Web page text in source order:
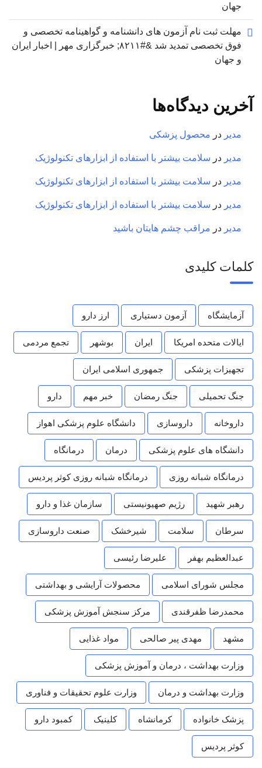
جهان
مهلت ثبت نام آزمون های دانشنامه و گواهینامه تخصصی و
فوق تخصصی تمدید شد &#۸۲۱۱; خبرگزاری مهر | اخبار ایران
و جهان
آخرین دیدگاه‌ها
مدیر در محصول پزشکی
مدیر در سلامت بیشتر با استفاده از ابزارهای تکنولوژیک
مدیر در سلامت بیشتر با استفاده از ابزارهای تکنولوژیک
مدیر در سلامت بیشتر با استفاده از ابزارهای تکنولوژیک
مدیر در مراقب چشم هایتان باشید
کلمات کلیدی
آزمایشگاه آزمون دستیاری ارز دارو
ایالات متحده امریکا ایران بوشهر تجمع مردمی
تجهیزات پزشکی جمهوری اسلامی ایران
جنگ تحمیلی جنگ رمضان خبر مهم دارو
داروخانه داروسازی دانشگاه علوم پزشکی اهواز
دانشگاه های علوم پزشکی درمان درمانگاه
درمانگاه شبانه روزی درمانگاه شبانه روزی کوثر پردیس
رهبر شهید رژیم صهیونیستی سازمان غذا و دارو
سرطان سلامت شیرخشک صنعت داروسازی
عبدالعظیم بهفر علیرضا رئیسی
مجلس شورای اسلامی محصولات آرایشی و بهداشتی
محمدرضا ظفرقندی مرکز سنجش آموزش پزشکی
مشهد مهدی پیر صالحی مواد غذایی
وزارت بهداشت ، درمان و آموزش پزشکی
وزارت بهداشت و درمان وزارت علوم تحقیقات و فناوری
پزشک خانواده کرمانشاه کلینیک کمبود دارو
کوثر پردیس